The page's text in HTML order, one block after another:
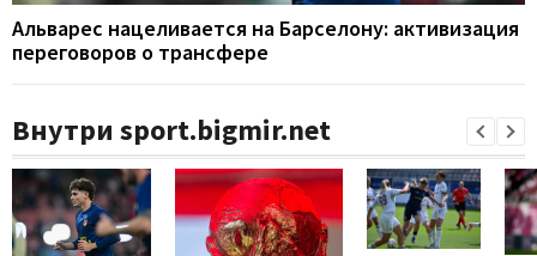
Альварес нацеливается на Барселону: активизация
переговоров о трансфере
Внутри sport.bigmir.net